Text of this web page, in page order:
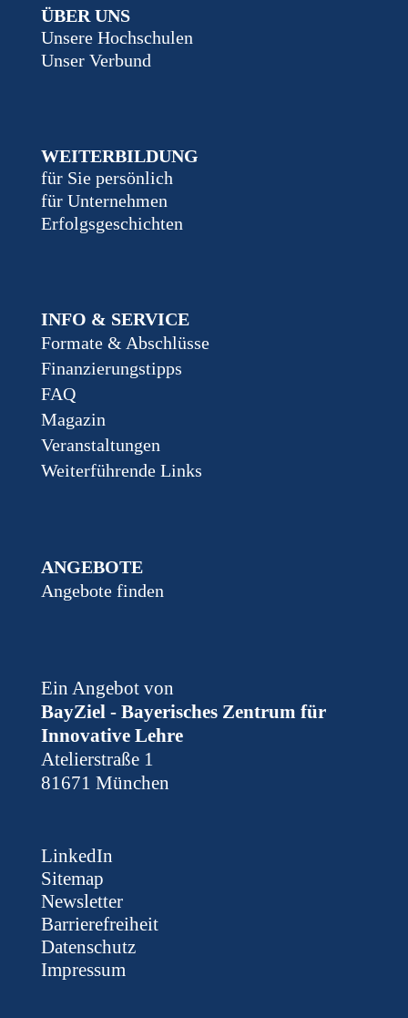
ÜBER UNS
Unsere Hochschulen
Unser Verbund
WEITERBILDUNG
für Sie persönlich
für Unternehmen
Erfolgsgeschichten
INFO & SERVICE
Formate & Abschlüsse
Finanzierungstipps
FAQ
Magazin
Veranstaltungen
Weiterführende Links
ANGEBOTE
Angebote finden
Ein Angebot von
BayZiel - Bayerisches Zentrum für
Innovative Lehre
Atelierstraße 1
81671 München
LinkedIn
Sitemap
Newsletter
Barrierefreiheit
Datenschutz
Impressum